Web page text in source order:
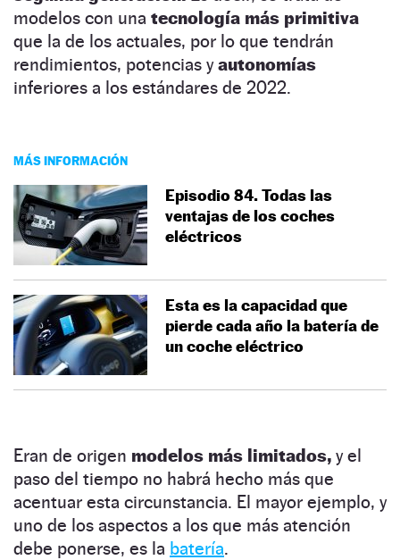
modelos con una tecnología más primitiva
que la de los actuales, por lo que tendrán
rendimientos, potencias yautonomías
inferiores a los estándares de 2022.
MÁS INFORMACIÓN
Episodio 84. Todas las
ventajas de los coches
eléctricos
Esta es la capacidad que
pierde cada año la batería de
un coche eléctrico
Eran de origen modelos más limitados, y el
paso del tiempo no habrá hecho más que
acentuar esta circunstancia. El mayor ejemplo, y
uno de los aspectos a los que más atención
debe ponerse, es la batería.